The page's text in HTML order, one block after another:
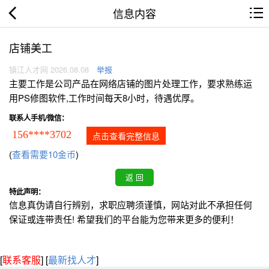
信息内容
店铺美工
镇江人才网 2026.08.08 举报
主要工作是公司产品在网络店铺的图片处理工作，要求熟练运
用PS修图软件,工作时间每天8小时，待遇优厚。
联系人手机/微信：
156****3702 点击查看完整信息
(查看需要10金币)
特此声明：
信息真伪请自行辨别，求职应聘须谨慎，网站对此不承担任何
保证或连带责任! 希望我们的平台能为您带来更多的便利！
[联系客服] [最新找人才]